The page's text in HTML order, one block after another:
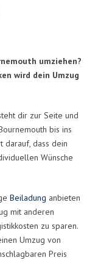
umziehen?
wird dein Umzug
dir zur Seite und
bis ins
darauf, dass dein
Wünsche
Beiladung anbieten
mit anderen
zu sparen.
Umzug von
Preis